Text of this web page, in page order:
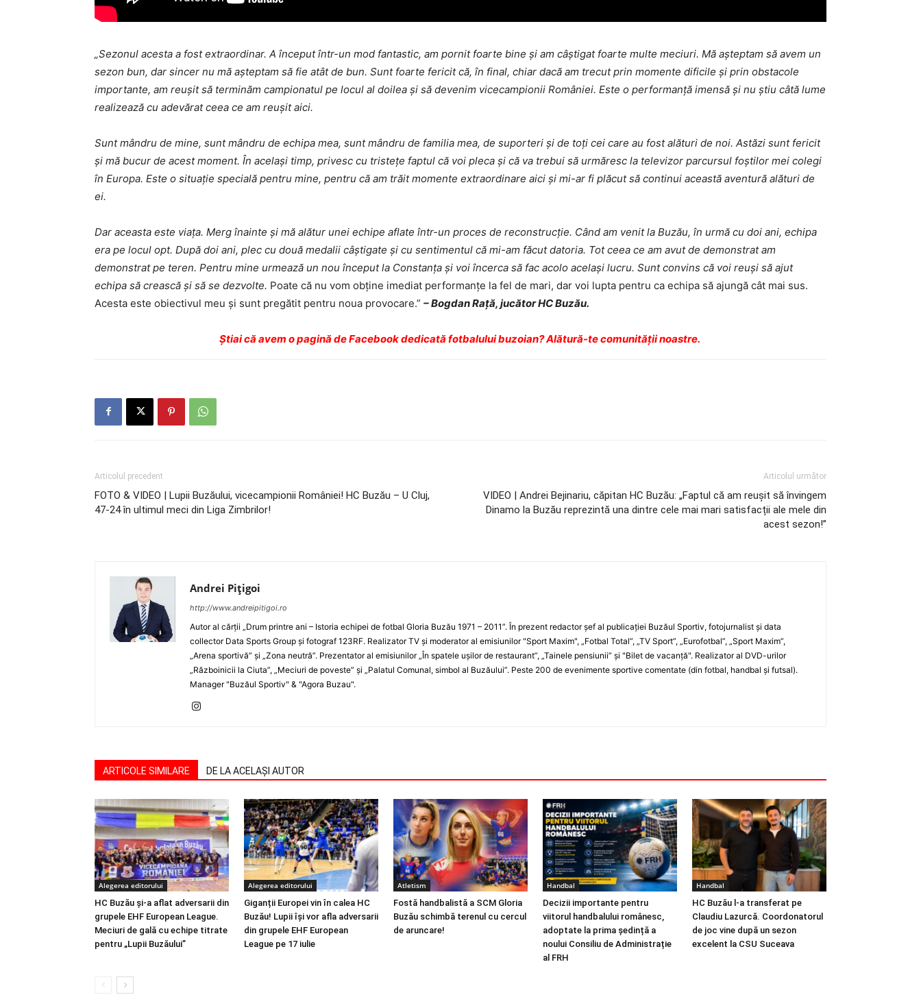
„Sezonul acesta a fost extraordinar. A început într-un mod fantastic, am pornit foarte bine și am câștigat foarte multe meciuri. Mă așteptam să avem un
sezon bun, dar sincer nu mă așteptam să fie atât de bun. Sunt foarte fericit că, în final, chiar dacă am trecut prin momente dificile și prin obstacole
importante, am reușit să terminăm campionatul pe locul al doilea și să devenim vicecampionii României. Este o performanță imensă și nu știu câtă lume
realizează cu adevărat ceea ce am reușit aici.
Sunt mândru de mine, sunt mândru de echipa mea, sunt mândru de familia mea, de suporteri și de toți cei care au fost alături de noi. Astăzi sunt fericit
și mă bucur de acest moment. În același timp, privesc cu tristețe faptul că voi pleca și că va trebui să urmăresc la televizor parcursul foștilor mei colegi
în Europa. Este o situație specială pentru mine, pentru că am trăit momente extraordinare aici și mi-ar fi plăcut să continui această aventură alături de
ei.
Dar aceasta este viața. Merg înainte și mă alătur unei echipe aflate într-un proces de reconstrucție. Când am venit la Buzău, în urmă cu doi ani, echipa
era pe locul opt. După doi ani, plec cu două medalii câștigate și cu sentimentul că mi-am făcut datoria. Tot ceea ce am avut de demonstrat am
demonstrat pe teren. Pentru mine urmează un nou început la Constanța și voi încerca să fac acolo același lucru. Sunt convins că voi reuși să ajut
echipa să crească și să se dezvolte. Poate că nu vom obține imediat performanțe la fel de mari, dar voi lupta pentru ca echipa să ajungă cât mai sus.
Acesta este obiectivul meu și sunt pregătit pentru noua provocare.” – Bogdan Rață, jucător HC Buzău.
Ştiai că avem o pagină de Facebook dedicată fotbalului buzoian? Alătură-te comunității noastre.
Articolul precedent
FOTO & VIDEO | Lupii Buzăului, vicecampionii României! HC Buzău – U Cluj,
47-24 în ultimul meci din Liga Zimbrilor!
Articolul următor
VIDEO | Andrei Bejinariu, căpitan HC Buzău: „Faptul că am reușit să învingem
Dinamo la Buzău reprezintă una dintre cele mai mari satisfacții ale mele din
acest sezon!”
Andrei Pițigoi
http://www.andreipitigoi.ro
Autor al cărţii „Drum printre ani – Istoria echipei de fotbal Gloria Buzău 1971 – 2011”. În prezent redactor şef al publicaţiei Buzăul Sportiv, fotojurnalist şi data
collector Data Sports Group şi fotograf 123RF. Realizator TV şi moderator al emisiunilor "Sport Maxim", „Fotbal Total”, „TV Sport”, „Eurofotbal”, „Sport Maxim”,
„Arena sportivă” şi „Zona neutră”. Prezentator al emisiunilor „În spatele uşilor de restaurant”, „Tainele pensiunii” şi "Bilet de vacanţă". Realizator al DVD-urilor
„Războinicii la Ciuta”, „Meciuri de poveste” şi „Palatul Comunal, simbol al Buzăului”. Peste 200 de evenimente sportive comentate (din fotbal, handbal şi futsal).
Manager "Buzăul Sportiv" & "Agora Buzau".
ARTICOLE SIMILARE DE LA ACELAȘI AUTOR
Alegerea editorului
HC Buzău și-a aflat adversarii din
grupele EHF European League.
Meciuri de gală cu echipe titrate
pentru „Lupii Buzăului”
Alegerea editorului
Giganții Europei vin în calea HC
Buzău! Lupii își vor afla adversarii
din grupele EHF European
League pe 17 iulie
Atletism
Fostă handbalistă a SCM Gloria
Buzău schimbă terenul cu cercul
de aruncare!
Handbal
Decizii importante pentru
viitorul handbalului românesc,
adoptate la prima ședință a
noului Consiliu de Administrație
al FRH
Handbal
HC Buzău l-a transferat pe
Claudiu Lazurcă. Coordonatorul
de joc vine după un sezon
excelent la CSU Suceava